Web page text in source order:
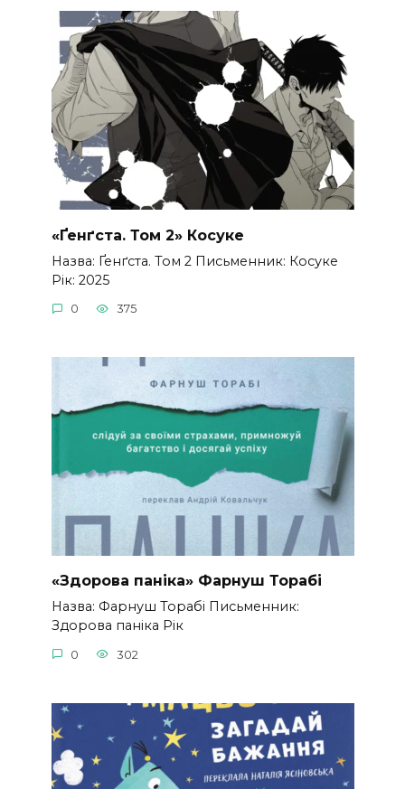
«Ґенґста. Том 2» Косуке
Назва: Ґенґста. Том 2 Письменник: Косуке
Рік: 2025
0 375
«Здорова паніка» Фарнуш Торабі
Назва: Фарнуш Торабі Письменник:
Здорова паніка Рік
0 302